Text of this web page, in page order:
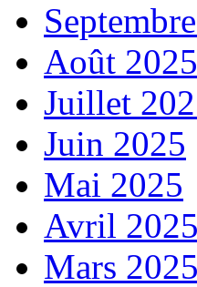
Août 2025
Juillet
Juin 2025
Mai 2025
Avril 2025
Mars 2025